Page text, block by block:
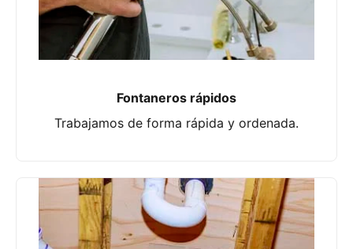
Fontaneros rápidos
Trabajamos de forma rápida y ordenada.